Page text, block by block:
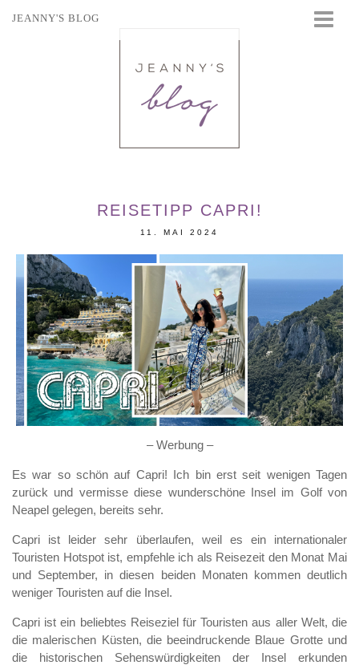
JEANNY'S BLOG
REISETIPP CAPRI!
11. MAI 2024
– Werbung –
Es war so schön auf Capri! Ich bin erst seit wenigen Tagen
zurück und vermisse diese wunderschöne Insel im Golf von
Neapel gelegen, bereits sehr.
Capri ist leider sehr überlaufen, weil es ein internationaler
Touristen Hotspot ist, empfehle ich als Reisezeit den Monat Mai
und September, in diesen beiden Monaten kommen deutlich
weniger Touristen auf die Insel.
Capri ist ein beliebtes Reiseziel für Touristen aus aller Welt, die
die malerischen Küsten, die beeindruckende Blaue Grotte und
die historischen Sehenswürdigkeiten der Insel erkunden